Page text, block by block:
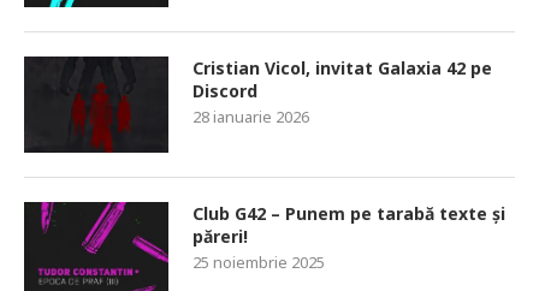
Cristian Vicol, invitat Galaxia 42 pe
Discord
28 ianuarie 2026
Club G42 – Punem pe tarabă texte și
păreri!
25 noiembrie 2025